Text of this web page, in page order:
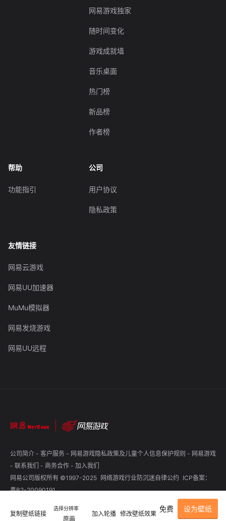
复制壁纸链接
选择分辨率
原画
加入轮播 修改壁纸效果
免费 设为壁纸
网易游戏独家
随时间变化
游戏成就墙
音乐桌面
热门榜
新品榜
作者榜
帮助
功能指引
公司
用户协议
隐私政策
友情链接
网易云游戏
网易UU加速器
MuMu模拟器
网易发烧游戏
网易UU远程
公司简介 - 客户服务 - 网易游戏隐私政策及儿童个人信息保护规则 - 网易游戏
- 联系我们 - 商务合作 - 加入我们
网易公司版权所有 ©1997-2025 网络游戏行业防沉迷自律公约 ICP备案：
粤B2-20090191